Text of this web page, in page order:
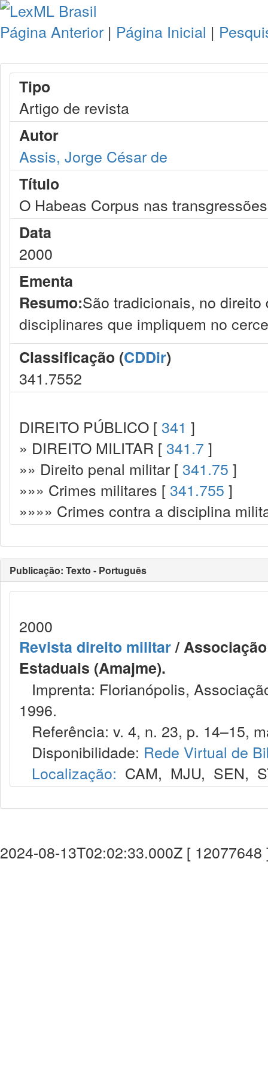
Página Anterior | Página Inicial |
Tipo
Artigo de revista
Autor
Assis, Jorge César de
Título
O Habeas Corpus nas
Data
2000
Ementa
Resumo:São tradicionais, no
disciplinares que impliquem no
Classificação (CDDir)
341.7552
DIREITO PÚBLICO [ 341 ]
» DIREITO MILITAR [ 341.7 ]
»» Direito penal militar [ 341.75 ]
»»» Crimes militares [ 341.755 ]
»»»» Crimes contra a disciplina
Publicação: Texto - Português
2000
Revista direito militar/
Estaduais (Amajme).
Imprenta: Florianópolis,
1996.
Referência: v. 4, n. 23, p. 14–15,
Disponibilidade: Rede Virtual de
Localização: CAM, MJU, SEN,
2024-08-13T02:02:33.000Z [ 12077648